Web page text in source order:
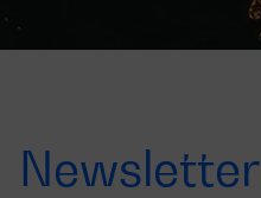
Newsletter